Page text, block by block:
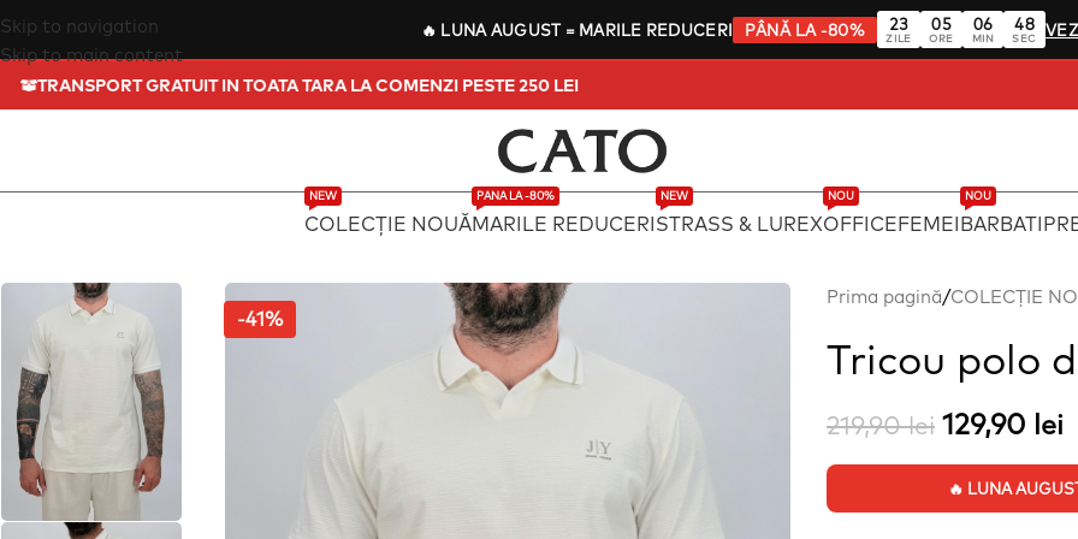
🔥 LUNA AUGUST= MARILE REDUCERI PÂNĂ LA -80% 23
ZILE
05
ORE
06
MIN
47
SEC
Skip to navigation
Skip to main content
TRANSPORT GRATUIT IN TOATA TARA LA COMENZI PESTE 250 LEI
COLECȚIE NOUĂ
NEW
MARILE REDUCERI
PANA LA -80%
STRASS & LUREX
NEW
OFFICE
NOU
FEMEIBARBATI
NOU
-41%
Prima pagină/COLECȚIE
Tricou polo
219,90lei 129,90 lei
🔥 LUNA